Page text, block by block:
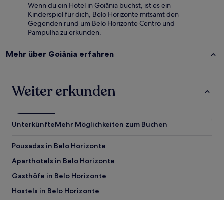
Wenn du ein Hotel in Goiânia buchst, ist es ein
Kinderspiel für dich, Belo Horizonte mitsamt den
Gegenden rund um Belo Horizonte Centro und
Pampulha zu erkunden.
Mehr über Goiânia erfahren
Weiter erkunden
UnterkünfteMehr Möglichkeiten zum Buchen
Pousadas in Belo Horizonte
Aparthotels in Belo Horizonte
Gasthöfe in Belo Horizonte
Hostels in Belo Horizonte